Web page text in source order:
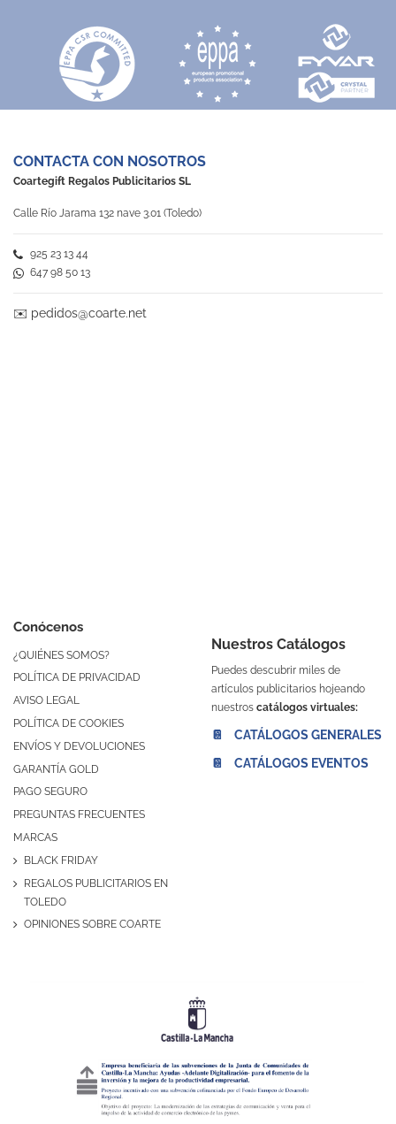
Conócenos
¿QUIÉNES SOMOS?
POLÍTICA DE PRIVACIDAD
AVISO LEGAL
POLÍTICA DE COOKIES
ENVÍOS Y DEVOLUCIONES
GARANTÍA GOLD
PAGO SEGURO
PREGUNTAS FRECUENTES
MARCAS
BLACK FRIDAY
REGALOS PUBLICITARIOS EN
TOLEDO
OPINIONES SOBRE COARTE
Nuestros Catálogos
Puedes descubrir miles de
artículos publicitarios hojeando
nuestros catálogos virtuales:
📔 CATÁLOGOS GENERALES
📔 CATÁLOGOS EVENTOS
CONTACTA CON NOSOTROS
Coartegift Regalos Publicitarios SL
Calle Río Jarama 132 nave 3.01 (Toledo)
925 23 13 44
647 98 50 13
✉️ pedidos@coarte.net